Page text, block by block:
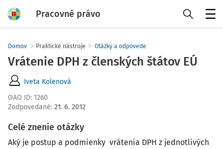
Pracovné právo
Domov Praktické nástroje Otázky a odpovede
Vrátenie DPH z členských štátov EÚ
Iveta Kolenová
OAO ID: 1260
Zodpovedané: 21. 6. 2012
Celé znenie otázky
Aký je postup a podmienky vrátenia DPH z jednotlivých